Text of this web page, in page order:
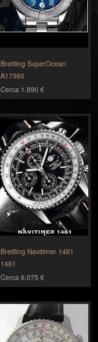
Breitling SuperOcean
A17360
Cerca 1.890 €
Breitling Navitimer 1461
1461
Cerca 6.075 €